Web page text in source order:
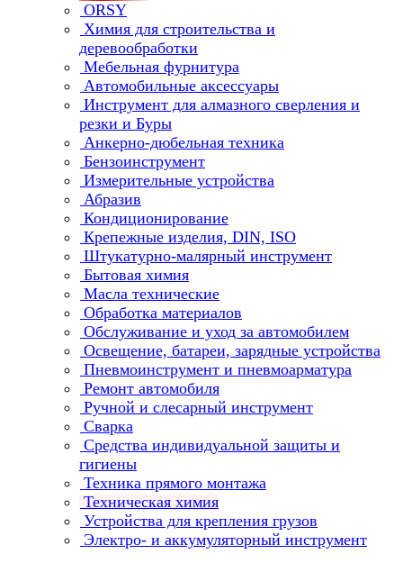
ORSY
Химия для строительства и
деревообработки
Мебельная фурнитура
Автомобильные аксессуары
Инструмент для алмазного сверления и
резки и Буры
Анкерно-дюбельная техника
Бензоинструмент
Измерительные устройства
Абразив
Кондиционирование
Крепежные изделия, DIN, ISO
Штукатурно-малярный инструмент
Бытовая химия
Масла технические
Обработка материалов
Обслуживание и уход за автомобилем
Освещение, батареи, зарядные устройства
Пневмоинструмент и пневмоарматура
Ремонт автомобиля
Ручной и слесарный инструмент
Сварка
Средства индивидуальной защиты и
гигиены
Техника прямого монтажа
Техническая химия
Устройства для крепления грузов
Электро- и аккумуляторный инструмент